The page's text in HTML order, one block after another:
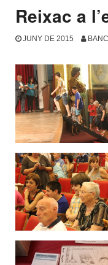
Reixac a
JUNY DE 2015